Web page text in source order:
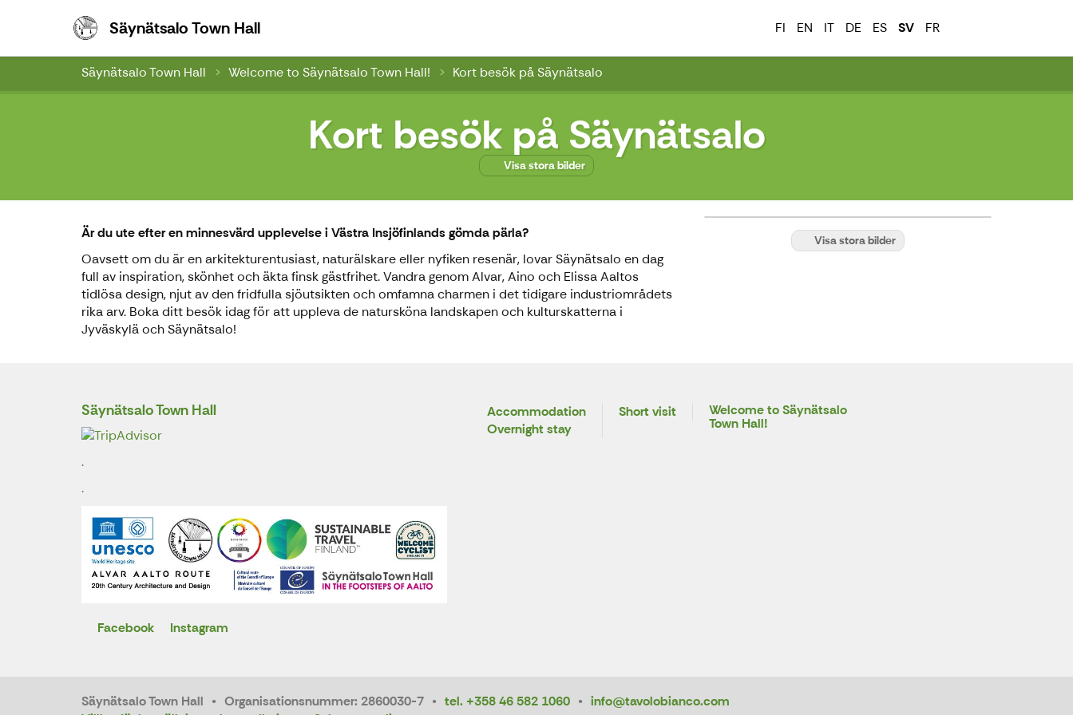
Säynätsalo Town HallSäynätsalo Town Hall FI EN IT DE ES SV FR
Säynätsalo Town Hall Welcome to Säynätsalo Town Hall! Kort besök på Säynätsalo
Kort besök på Säynätsalo
Visa stora bilder
Visa stora bilder
Är du ute efter en minnesvärd upplevelse i Västra Insjöfinlands gömda pärla?
Oavsett om du är en arkitekturentusiast, naturälskare eller nyfiken resenär, lovar Säynätsalo en dag
full av inspiration, skönhet och äkta finsk gästfrihet. Vandra genom Alvar, Aino och Elissa Aaltos
tidlösa design, njut av den fridfulla sjöutsikten och omfamna charmen i det tidigare industriområdets
rika arv. Boka ditt besök idag för att uppleva de natursköna landskapen och kulturskatterna i
Jyväskylä och Säynätsalo!
Säynätsalo Town Hall
.
.
Facebook Instagram
Accommodation
Overnight stay
Short visit
Welcome to Säynätsalo
Town Hall!
Säynätsalo Town Hall Organisationsnummer: 2860030-7 tel. +358 46 582 1060
info@tavolobianco.com